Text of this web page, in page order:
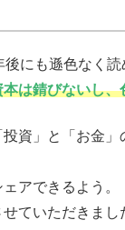
にも遜色なく読
は錆びないし、
投資」と「お金
アできるよう。
ていただきまし